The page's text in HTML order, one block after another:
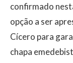
confirmado
opção a ser
Cícero para
chapa